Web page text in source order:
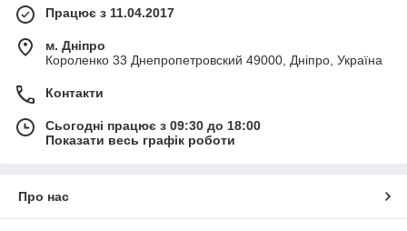
Працює з 11.04.2017
м. Дніпро
Короленко 33 Днепропетровский 49000, Дніпро, Україна
Контакти
Сьогодні працює з 09:30 до 18:00
Показати весь графік роботи
Про нас